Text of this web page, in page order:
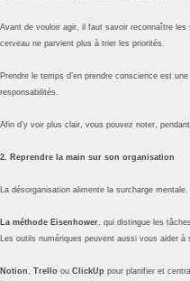
Avant de vouloir agir, il faut savoir reconnaître les
cerveau ne parvient plus à trier les priorités.
Prendre le temps d’en prendre conscience est
responsabilités.
Afin d’y voir plus clair, vous pouvez noter,
2. Reprendre la main sur son organisation
La désorganisation alimente la surcharge
La méthode Eisenhower , qui distingue les
Les outils numériques peuvent aussi vous aider
Notion Trello ou ClickUp pour planifier et